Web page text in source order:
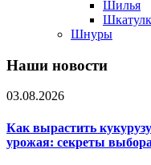
Шилья
Шнуры
Наши новости
03.08.2026
Как вырастить
урожая: секреты